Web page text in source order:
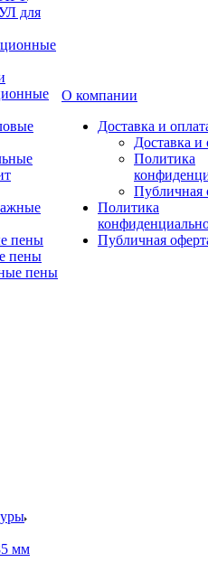
для
пены
пены
пены
мм
О компании
Доставка и
Доставка и
Политика
Публичная
Политика
Публичная